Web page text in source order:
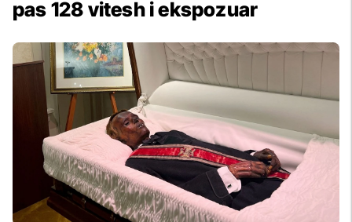
pas 128 vitesh i ekspozuar